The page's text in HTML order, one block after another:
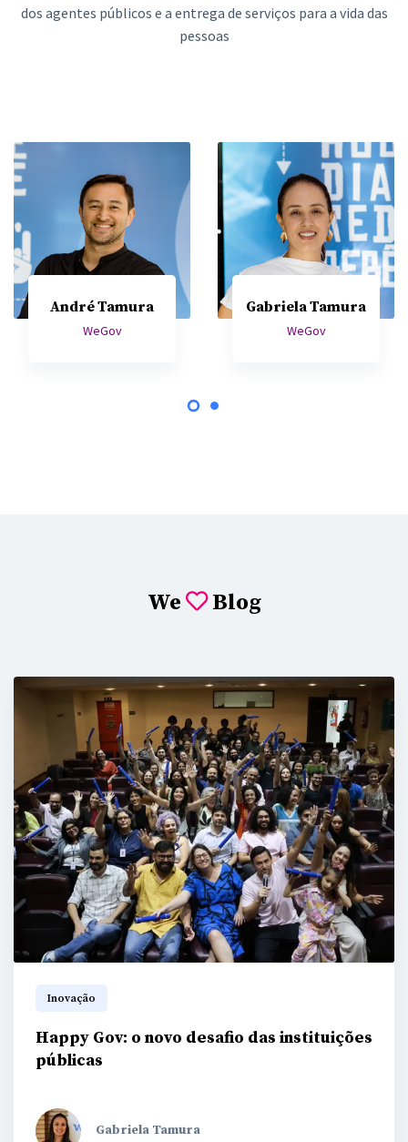
dos agentes públicos e a entrega de serviços para a vida das
pessoas
André Tamura
WeGov
Gabriela Tamura
WeGov
We Blog
Inovação
Happy Gov: o novo desafio das instituições
públicas
Gabriela Tamura